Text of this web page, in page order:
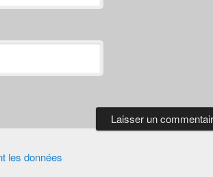
les données